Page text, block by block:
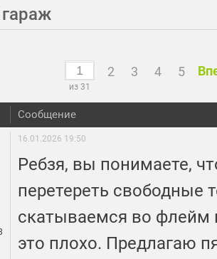
из 31
2 3 4 5
Сообщение
16.01.2026 19:50
Ребзя, вы понимаете,
перетереть свободные
скатываемся во флейм
это плохо. Предлагаю